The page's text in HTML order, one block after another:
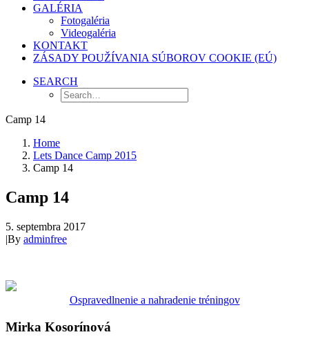
GALÉRIA
Fotogaléria
Videogaléria
KONTAKT
ZÁSADY POUŽÍVANIA SÚBOROV COOKIE (EÚ)
SEARCH
Camp 14
Home
Lets Dance Camp 2015
Camp 14
Camp 14
5. septembra 2017
|By adminfree
Ospravedlnenie a nahradenie tréningov
Mirka Kosorínová